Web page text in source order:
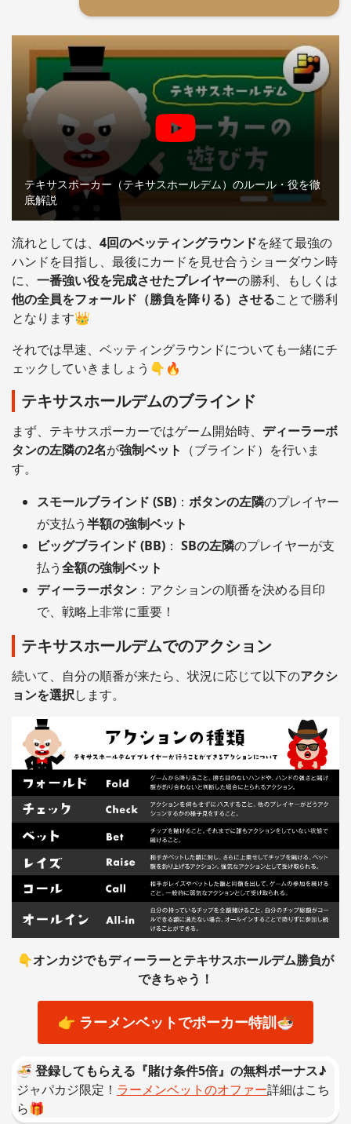
テキサスポーカー（テキサスホールデム）のルール・役を徹
底解説
流れとしては、 4回のベッティングラウンドを経て最強の
ハンドを目指し、最後にカードを見せ合うショーダウン時
に、 一番強い役を完成させたプレイヤーの勝利、もしくは
他の全員をフォールド（勝負を降りる）させることで勝利
となります👑
それでは早速、ベッティングラウンドについても一緒にチ
ェックしていきましょう👇🔥
テキサスホールデムのブラインド
まず、テキサスポーカーではゲーム開始時、 ディーラーボ
タンの左隣の2名が強制ベット （ブラインド）を行いま
す。
スモールブラインド (SB) ： ボタンの左隣のプレイヤー
が支払う半額の強制ベット
ビッグブラインド (BB) ： SBの左隣のプレイヤーが支
払う全額の強制ベット
ディーラーボタン ：アクションの順番を決める目印
で、戦略上非常に重要！
テキサスホールデムでのアクション
続いて、自分の順番が来たら、状況に応じて以下のアクシ
ョンを選択します。
👇オンカジでもディーラーとテキサスホールデム勝負が
できちゃう！
👉 ラーメンベットでポーカー特訓🍜
🍜 登録してもらえる『賭け条件5倍』の無料ボーナス♪
ジャパカジ限定！ ラーメンベットのオファー詳細はこち
ら🎁